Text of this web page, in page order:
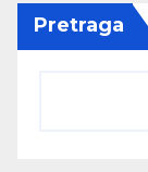
Pretraga